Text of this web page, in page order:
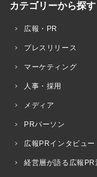
カテゴリーから探す
広報・PR
プレスリリース
マーケティング
人事・採用
メディア
PRパーソン
広報PRインタビュー
経営層が語る広報PR